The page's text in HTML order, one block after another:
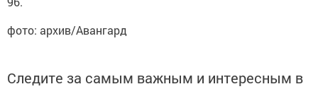
фото: архив/Авангард
Следите за самым важным и интересным в